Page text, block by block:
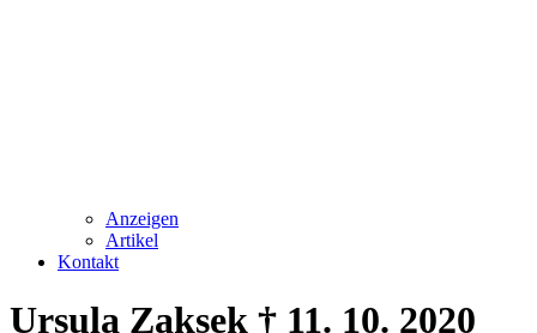
Anzeigen
Artikel
Kontakt
Ursula Zaksek † 11. 10. 2020